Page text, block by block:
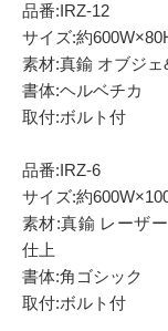
品番:IRZ-12
サイズ:約
素材:真鍮 オブジ
書体:ヘルベチカ
取付:ボルト付
品番:IRZ-6
サイズ:約
素材:真鍮 レーザ
仕上
書体:角ゴシック
取付:ボルト付